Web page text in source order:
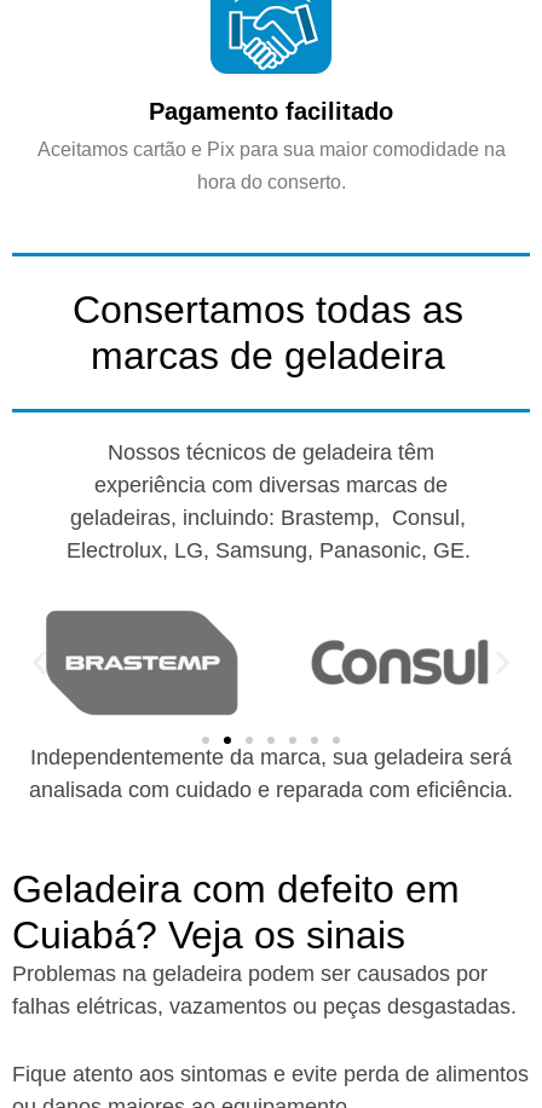
Pagamento facilitado
Aceitamos cartão e Pix para sua maior comodidade na
hora do conserto.
Consertamos todas as
marcas de geladeira
Nossos técnicos de geladeira têm
experiência com diversas marcas de
geladeiras, incluindo: Brastemp, Consul,
Electrolux, LG, Samsung, Panasonic, GE.
Independentemente da marca, sua geladeira será
analisada com cuidado e reparada com eficiência.
Geladeira com defeito em
Cuiabá? Veja os sinais
Problemas na geladeira podem ser causados por
falhas elétricas, vazamentos ou peças desgastadas.
Fique atento aos sintomas e evite perda de alimentos